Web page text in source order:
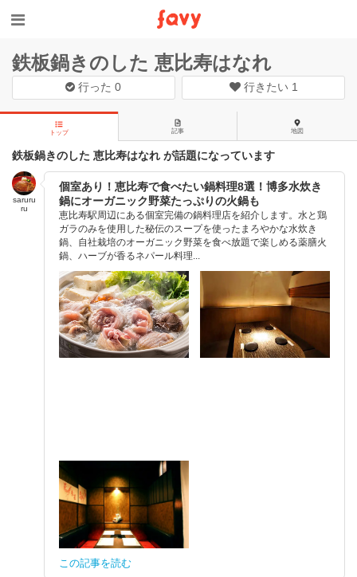
鉄板鍋きのした 恵比寿はなれ
行った0 行きたい 1
トップ 記事 地図
鉄板鍋きのした 恵比寿はなれ が話題になっています
saruru
ru
個室あり！恵比寿で食べたい鍋料理8選！博多水炊き
鍋にオーガニック野菜たっぷりの火鍋も
恵比寿駅周辺にある個室完備の鍋料理店を紹介します。水と鶏
ガラのみを使用した秘伝のスープを使ったまろやかな水炊き
鍋、自社栽培のオーガニック野菜を食べ放題で楽しめる薬膳火
鍋、ハーブが香るネパール料理...
この記事を読む